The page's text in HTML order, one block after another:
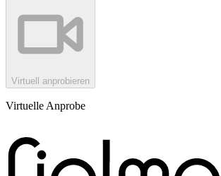
Virtuell anprobieren
Virtuelle Anprobe